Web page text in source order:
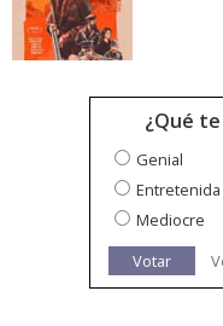
¿Qué
Genial
Entretenida
Mediocre
Votar